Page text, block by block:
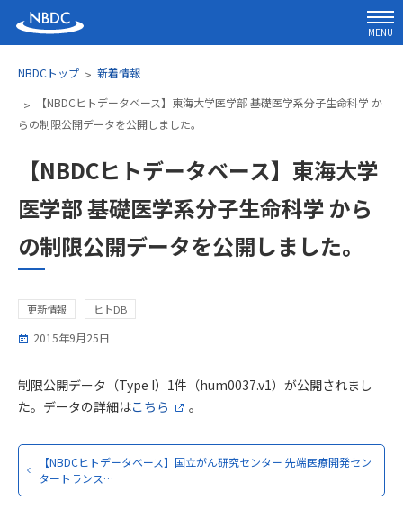
MENU
NBDCトップ
新着情報
【NBDCヒトデータベース】東海大学医学部 基礎医学系分子生命科学 か
らの制限公開データを公開しました。
【NBDCヒトデータベース】東海大学
医学部 基礎医学系分子生命科学 から
の制限公開データを公開しました。
更新情報 ヒトDB
2015年9月25日
制限公開データ（Type I）1件（hum0037.v1）が公開されまし
た。データの詳細はこちら 。
【NBDCヒトデータベース】国立がん研究センター 先端医療開発セン
タートランス…